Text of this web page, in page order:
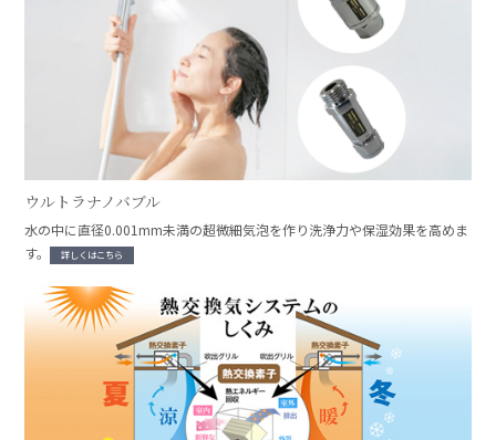
ウルトラナノバブル
水の中に直径0.001mm未満の超微細気泡を作り洗浄力や保湿効果を高めま
す。
詳しくはこちら